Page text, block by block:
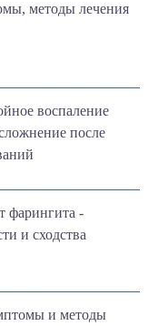
методы лечения
воспаление
после
фарингита -
и сходства
и методы